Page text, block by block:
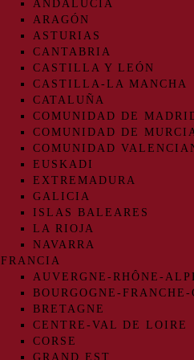
ANDALUCIA
ARAGÓN
ASTURIAS
CANTABRIA
CASTILLA Y LEÓN
CASTILLA-LA MANCHA
CATALUÑA
COMUNIDAD DE
COMUNIDAD DE
COMUNIDAD
EUSKADI
EXTREMADURA
GALICIA
ISLAS BALEARES
LA RIOJA
NAVARRA
FRANCIA
AUVERGNE-RHÔNE-
BOURGOGNE-FRANCHE-
BRETAGNE
CENTRE-VAL DE LOIRE
CORSE
GRAND EST